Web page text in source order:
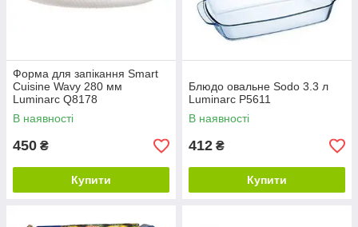
Форма для запікання Smart
Cuisine Wavy 280 мм
Luminarc Q8178
В наявності
450 ₴
Купити
Блюдо овальне Sodo 3.3 л
Luminarc P5611
В наявності
412 ₴
Купити